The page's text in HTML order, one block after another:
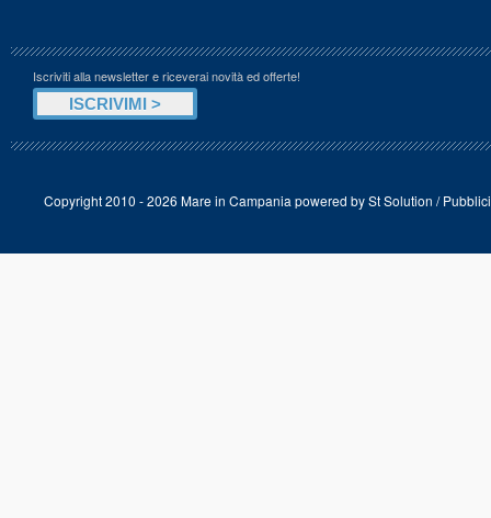
Iscriviti alla newsletter e riceverai novità ed offerte!
Copyright 2010 - 2026 Mare in Campania powered bySt Solution /